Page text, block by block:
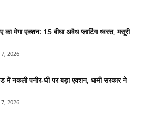
का मेगा एक्शन: 15 बीघा अवैध प्लाटिंग ध्वस्त, मसूरी
2026
में नकली पनीर-घी पर बड़ा एक्शन, धामी सरकार ने
2026